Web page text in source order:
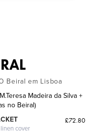
Beiral em Lisboa
Madeira da Silva +
no Beiral)
cover
£72.80